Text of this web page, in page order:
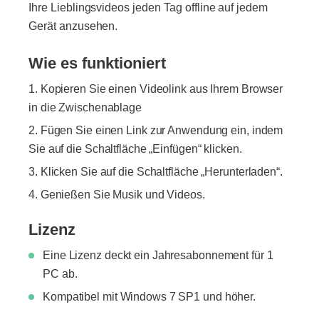
Ihre Lieblingsvideos jeden Tag offline auf jedem
Gerät anzusehen.
Wie es funktioniert
Kopieren Sie einen Videolink aus Ihrem Browser
in die Zwischenablage
Fügen Sie einen Link zur Anwendung ein, indem
Sie auf die Schaltfläche „Einfügen“ klicken.
Klicken Sie auf die Schaltfläche „Herunterladen“.
Genießen Sie Musik und Videos.
Lizenz
Eine Lizenz deckt ein Jahresabonnement für 1
PC ab.
Kompatibel mit Windows 7 SP1 und höher.